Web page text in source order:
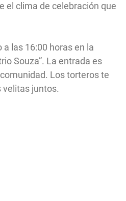
el clima de celebración que
las 16:00 horas en la
Souza”. La entrada es
Los torteros te
velitas juntos.